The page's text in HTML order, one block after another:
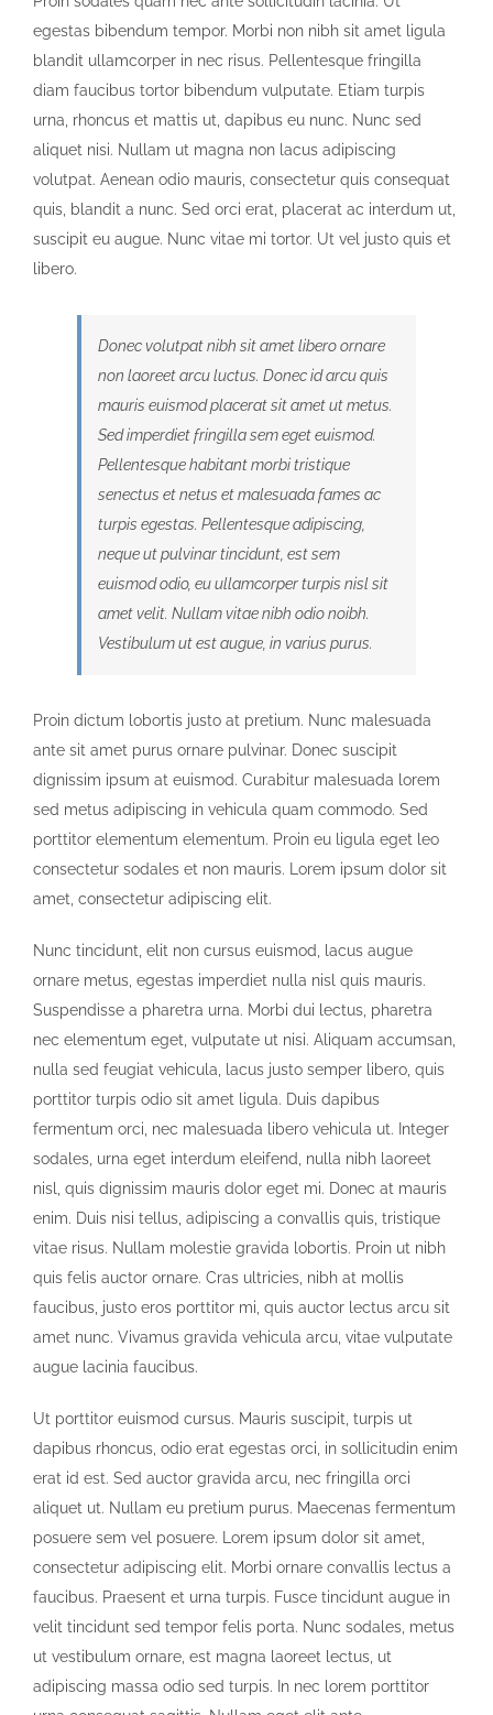
egestas bibendum tempor. Morbi non nibh sit amet ligula
blandit ullamcorper in nec risus. Pellentesque fringilla
diam faucibus tortor bibendum vulputate. Etiam turpis
urna, rhoncus et mattis ut, dapibus eu nunc. Nunc sed
aliquet nisi. Nullam ut magna non lacus adipiscing
volutpat. Aenean odio mauris, consectetur quis consequat
quis, blandit a nunc. Sed orci erat, placerat ac interdum ut,
suscipit eu augue. Nunc vitae mi tortor. Ut vel justo quis et
libero.
Donec volutpat nibh sit amet libero ornare
non laoreet arcu luctus. Donec id arcu quis
mauris euismod placerat sit amet ut metus.
Sed imperdiet fringilla sem eget euismod.
Pellentesque habitant morbi tristique
senectus et netus et malesuada fames ac
turpis egestas. Pellentesque adipiscing,
neque ut pulvinar tincidunt, est sem
euismod odio, eu ullamcorper turpis nisl sit
amet velit. Nullam vitae nibh odio noibh.
Vestibulum ut est augue, in varius purus.
Proin dictum lobortis justo at pretium. Nunc malesuada
ante sit amet purus ornare pulvinar. Donec suscipit
dignissim ipsum at euismod. Curabitur malesuada lorem
sed metus adipiscing in vehicula quam commodo. Sed
porttitor elementum elementum. Proin eu ligula eget leo
consectetur sodales et non mauris. Lorem ipsum dolor sit
amet, consectetur adipiscing elit.
Nunc tincidunt, elit non cursus euismod, lacus augue
ornare metus, egestas imperdiet nulla nisl quis mauris.
Suspendisse a pharetra urna. Morbi dui lectus, pharetra
nec elementum eget, vulputate ut nisi. Aliquam accumsan,
nulla sed feugiat vehicula, lacus justo semper libero, quis
porttitor turpis odio sit amet ligula. Duis dapibus
fermentum orci, nec malesuada libero vehicula ut. Integer
sodales, urna eget interdum eleifend, nulla nibh laoreet
nisl, quis dignissim mauris dolor eget mi. Donec at mauris
enim. Duis nisi tellus, adipiscing a convallis quis, tristique
vitae risus. Nullam molestie gravida lobortis. Proin ut nibh
quis felis auctor ornare. Cras ultricies, nibh at mollis
faucibus, justo eros porttitor mi, quis auctor lectus arcu sit
amet nunc. Vivamus gravida vehicula arcu, vitae vulputate
augue lacinia faucibus.
Ut porttitor euismod cursus. Mauris suscipit, turpis ut
dapibus rhoncus, odio erat egestas orci, in sollicitudin enim
erat id est. Sed auctor gravida arcu, nec fringilla orci
aliquet ut. Nullam eu pretium purus. Maecenas fermentum
posuere sem vel posuere. Lorem ipsum dolor sit amet,
consectetur adipiscing elit. Morbi ornare convallis lectus a
faucibus. Praesent et urna turpis. Fusce tincidunt augue in
velit tincidunt sed tempor felis porta. Nunc sodales, metus
ut vestibulum ornare, est magna laoreet lectus, ut
adipiscing massa odio sed turpis. In nec lorem porttitor